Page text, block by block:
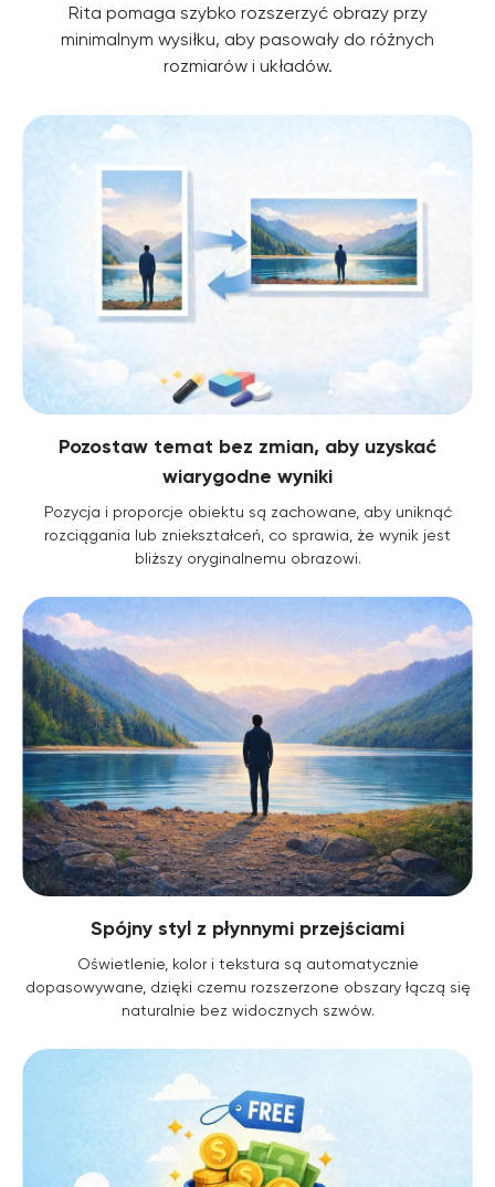
Rita pomaga szybko rozszerzyć obrazy przy
minimalnym wysiłku, aby pasowały do różnych
rozmiarów i układów.
Pozostaw temat bez zmian, aby uzyskać
wiarygodne wyniki
Pozycja i proporcje obiektu są zachowane, aby uniknąć
rozciągania lub zniekształceń, co sprawia, że wynik jest
bliższy oryginalnemu obrazowi.
Spójny styl z płynnymi przejściami
Oświetlenie, kolor i tekstura są automatycznie
dopasowywane, dzięki czemu rozszerzone obszary łączą się
naturalnie bez widocznych szwów.